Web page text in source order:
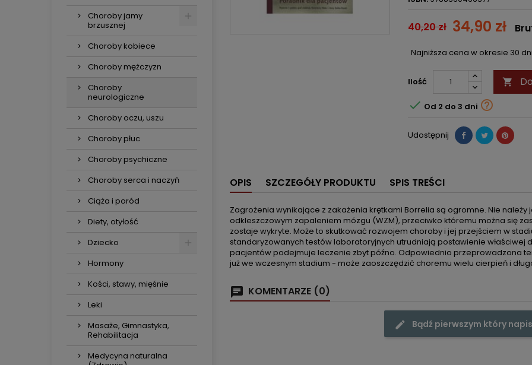
Choroby jamy
brzusznej
Choroby kobiece
Choroby mężczyzn
Choroby
neurologiczne
Choroby oczu, uszu
Choroby płuc
Choroby psychiczne
Choroby serca i naczyń
Ciąża i poród
Diety, otyłość
Dziecko
Hormony
Kości, stawy, mięśnie
Leki
Masaże, Gimnastyka,
Rehabilitacja
Medycyna naturalna
40,20 zł 34,90 zł
Najniższa cena w okresie 30
Ilość 
 Od 2 do 3 dni 
Udostępnij
OPIS SZCZEGÓŁY PRODUKTU SPIS TREŚCI
Zagrożenia wynikające z zakażenia krętkami Borrelia są ogromne. Nie
odkleszczowym zapaleniem mózgu (WZM), przeciwko któremu można się
zostaje wykryte. Może to skutkować rozwojem choroby i jej przejściem w
standaryzowanych testów laboratoryjnych utrudniają postawienie
pacjentów podejmuje leczenie zbyt późno. Odpowiednio przeprowadzona
już we wczesnym stadium - może zaoszczędzić choremu wielu cierpień i
KOMENTARZE (0)
Bądź pierwszym który